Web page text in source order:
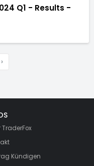
Q1 - Results -
›
TraderFox
Kündigen